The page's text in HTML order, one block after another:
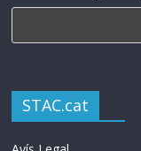
STAC.cat